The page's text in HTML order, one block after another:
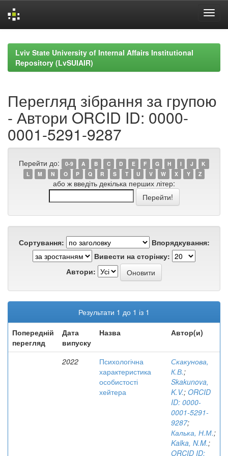
navigationLviv State University of Internal Affairs Institutional
Repository (LvSUIAIR)
Перегляд зібрання за групою
- Автори ORCID ID: 0000-
0001-5291-9287
Перейти до: 0-9 A B C D E F G H I J
K
L
M N O P Q R S T U V W X Y Z
або ж введіть декілька перших літер:
Сортування:
Впорядкування:
Вивести на сторінку:
Автори:
Результати 1 до 1 із 1
Попередній
перегляд
Дата
випуску
Назва Автор(и)
2022
Психологічна
характеристика
особистості
хейтера
Скакунова,
К.В.;
Skakunova,
K.V.; ORCID
ID: 0000-
0001-5291-
9287;
Калька, Н.М.;
Kalka, N.M.;
ORCID ID: